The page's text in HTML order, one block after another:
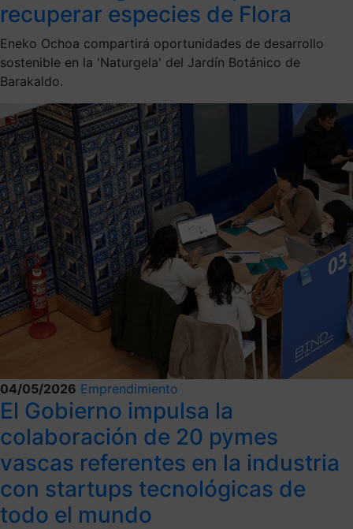
recuperar especies de Flora
Eneko Ochoa compartirá oportunidades de desarrollo
sostenible en la 'Naturgela' del Jardín Botánico de
Barakaldo.
04/05/2026 Emprendimiento
El Gobierno impulsa la
colaboración de 20 pymes
vascas referentes en la industria
con startups tecnológicas de
todo el mundo